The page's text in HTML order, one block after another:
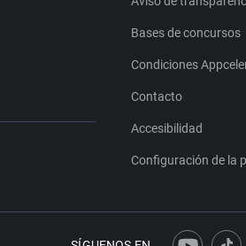
Bases de concursos
Condiciones
Contacto
Accesibilidad
Configuración de la